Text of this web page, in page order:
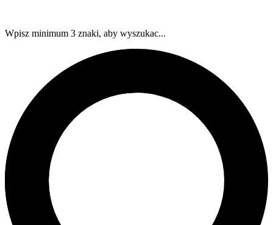
Wpisz minimum 3 znaki, aby wyszukac...